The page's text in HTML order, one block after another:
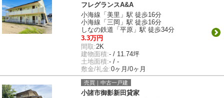
フレグランスA&A
小海線「美里」駅 徒歩16分
小海線「三岡」駅 徒歩16分
しなの鉄道「平原」駅 徒歩34分
3.3万円
間取:2K
建物面積:- / 11.74坪
土地面積:- / -
敷金/礼金:0ヶ月/0ヶ月
売買｜中古一戸建
小諸市御影新田貸家